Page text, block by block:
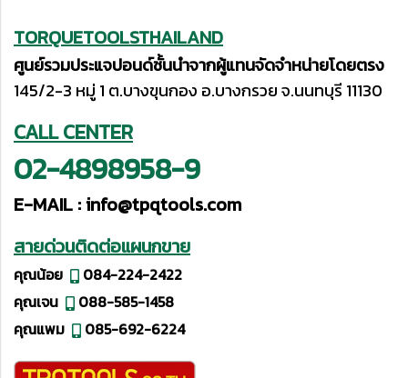
TORQUETOOLSTHAILAND
ศูนย์รวมประแจปอนด์ชั้นนำจากผู้แทนจัดจำหน่ายโดยตรง
145/2-3 หมู่ 1 ต.บางขุนกอง อ.บางกรวย จ.นนทบุรี 11130
CALL CENTER
02-4898958-9
E-MAIL :info@tpqtools.com
สายด่วนติดต่อแผนกขาย
คุณน้อย
084-224-2422
คุณเจน
088-585-1458
คุณแพม
085-692-6224